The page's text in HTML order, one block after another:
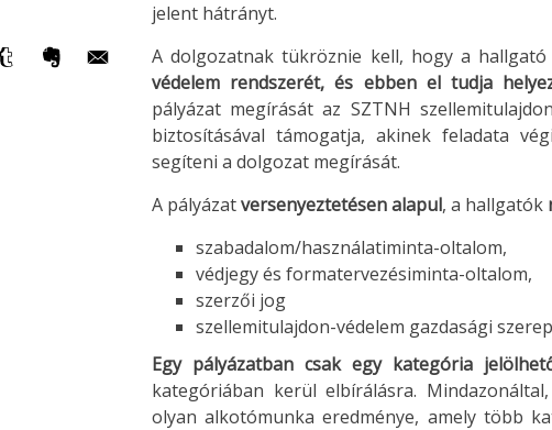
jelent hátrányt.
A dolgozatnak tükröznie kell, hogy a
védelem rendszerét, és ebben el tudja
pályázat megírását az SZTNH
biztosításával támogatja, akinek feladata
segíteni a dolgozat megírását.
A pályázatversenyeztetésen alapul, a hallgatók
szabadalom/használatiminta-oltalom,
védjegy és formatervezésiminta-oltalom,
szerzői jog
szellemitulajdon-védelem gazdasági
Egy pályázatban csak egy kategória
kategóriában kerül elbírálásra.
olyan alkotómunka eredménye, amely több